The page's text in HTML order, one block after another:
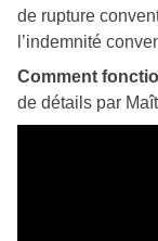
de rupture
l’indemnité
Comment
de détails par